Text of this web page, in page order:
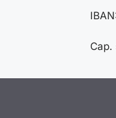
Cap.